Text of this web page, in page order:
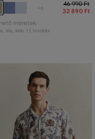
+6
46 990 Ft
32 890 Ft
méretek:
XL XXL XXXL +1 további